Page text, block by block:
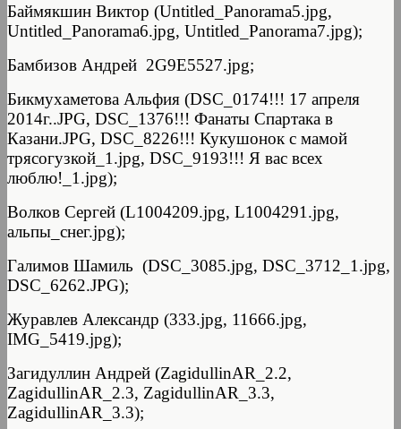
Баймякшин Виктор (Untitled_Panorama5.jpg,
Untitled_Panorama6.jpg, Untitled_Panorama7.jpg);
Бамбизов Андрей 2G9E5527.jpg;
Бикмухаметова Альфия (DSC_0174!!! 17 апреля
2014г..JPG, DSC_1376!!! Фанаты Спартака в
Казани.JPG, DSC_8226!!! Кукушонок с мамой
трясогузкой_1.jpg, DSC_9193!!! Я вас всех
люблю!_1.jpg);
Волков Сергей (L1004209.jpg, L1004291.jpg,
альпы_снег.jpg);
Галимов Шамиль (DSC_3085.jpg, DSC_3712_1.jpg,
DSC_6262.JPG);
Журавлев Александр (333.jpg, 11666.jpg,
IMG_5419.jpg);
Загидуллин Андрей (ZagidullinAR_2.2,
ZagidullinAR_2.3, ZagidullinAR_3.3,
ZagidullinAR_3.3);